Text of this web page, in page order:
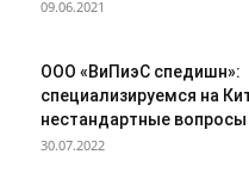
09.06.2021
ООО «ВиПиэС спедишн»:
специализируемся на
нестандартные вопросы
30.07.2022